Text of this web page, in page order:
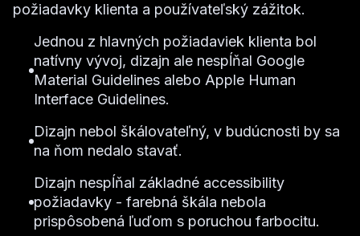
požiadavky klienta a používateľský zážitok.
Jednou z hlavných požiadaviek klienta bol
natívny vývoj, dizajn ale nespĺňal Google
Material Guidelines alebo Apple Human
Interface Guidelines.
Dizajn nebol škálovateľný, v budúcnosti by sa
na ňom nedalo stavať.
Dizajn nespĺňal základné accessibility
požiadavky - farebná škála nebola
prispôsobená ľuďom s poruchou farbocitu.